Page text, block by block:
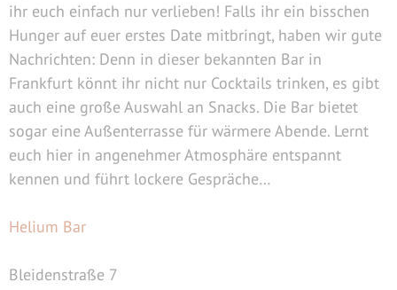
ihr euch einfach nur verlieben! Falls ihr ein bisschen
Hunger auf euer erstes Date mitbringt, haben wir gute
Nachrichten: Denn in dieser bekannten Bar in
Frankfurt könnt ihr nicht nur Cocktails trinken, es gibt
auch eine große Auswahl an Snacks. Die Bar bietet
sogar eine Außenterrasse für wärmere Abende. Lernt
euch hier in angenehmer Atmosphäre entspannt
kennen und führt lockere Gespräche…
Helium Bar
Bleidenstraße 7